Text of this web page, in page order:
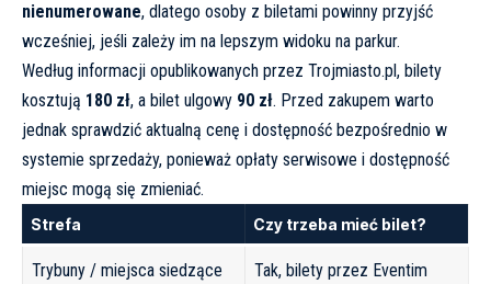
nienumerowane, dlatego osoby z biletami powinny przyjść
wcześniej, jeśli zależy im na lepszym widoku na parkur.
Według informacji opublikowanych przez Trojmiasto.pl , bilety
kosztują 180 zł, a bilet ulgowy 90 zł. Przed zakupem warto
jednak sprawdzić aktualną cenę i dostępność bezpośrednio w
systemie sprzedaży, ponieważ opłaty serwisowe i dostępność
miejsc mogą się zmieniać.
Strefa Czy trzeba mieć bilet?
Trybuny / miejsca siedzące Tak, bilety przez Eventim